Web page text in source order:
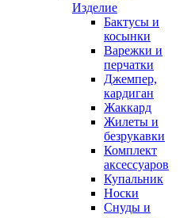
Изделие
Бактусы и
косынки
Варежки и
перчатки
Джемпер,
кардиган
Жаккард
Жилеты и
безрукавки
Комплект
аксессуаров
Купальник
Носки
Снуды и